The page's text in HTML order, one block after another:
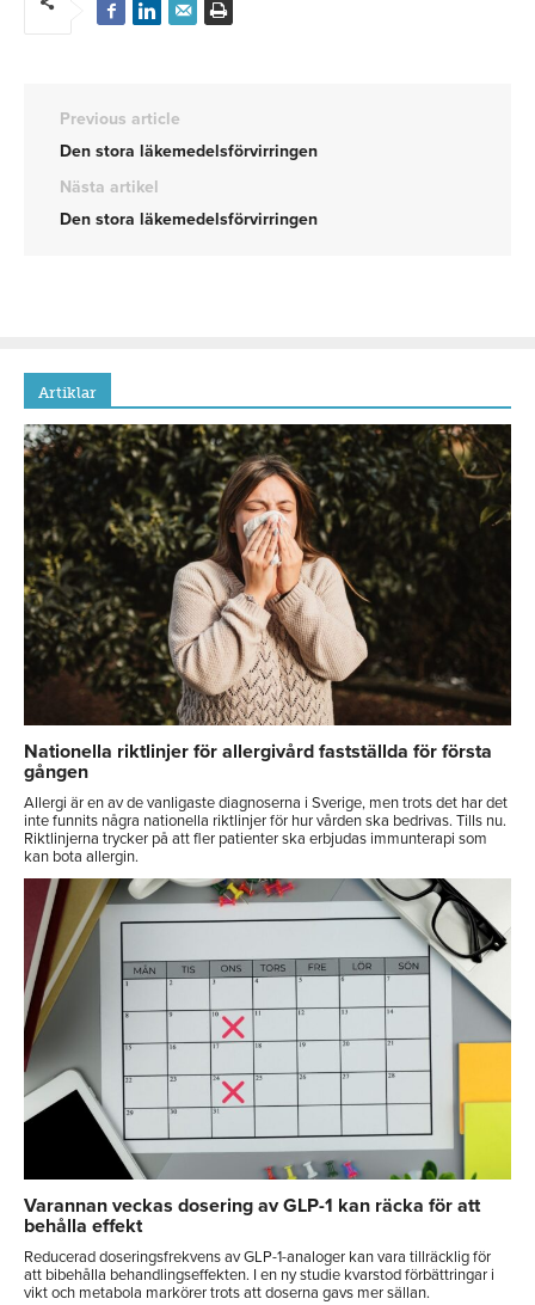
Previous article
Den stora läkemedelsförvirringen
Nästa artikel
Den stora läkemedelsförvirringen
Artiklar
Nationella riktlinjer för allergivård fastställda för första
gången
Allergi är en av de vanligaste diagnoserna i Sverige, men trots det har det
inte funnits några nationella riktlinjer för hur vården ska bedrivas. Tills nu.
Riktlinjerna trycker på att fler patienter ska erbjudas immunterapi som
kan bota allergin.
Varannan veckas dosering av GLP-1 kan räcka för att
behålla effekt
Reducerad doseringsfrekvens av GLP-1-analoger kan vara tillräcklig för
att bibehålla behandlingseffekten. I en ny studie kvarstod förbättringar i
vikt och metabola markörer trots att doserna gavs mer sällan.